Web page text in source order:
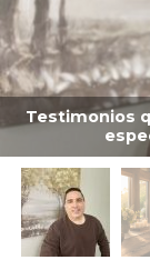
Testimonios